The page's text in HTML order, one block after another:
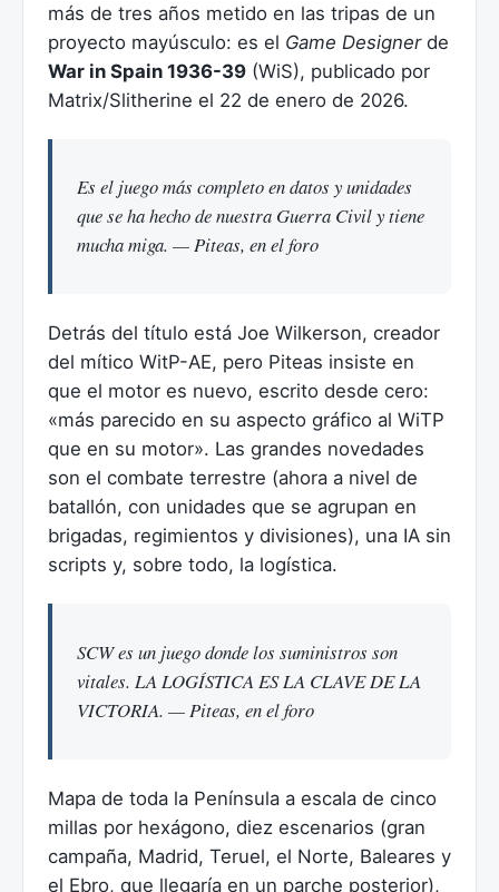
más de tres años metido en las tripas de un
proyecto mayúsculo: es el Game Designerde
War in Spain 1936-39 (WiS), publicado por
Matrix/Slitherine el 22 de enero de 2026.
Es el juego más completo en datos y unidades
que se ha hecho de nuestra Guerra Civil y tiene
mucha miga. — Piteas, en el foro
Detrás del título está Joe Wilkerson, creador
del mítico WitP-AE, pero Piteas insiste en
que el motor es nuevo, escrito desde cero:
«más parecido en su aspecto gráfico al WiTP
que en su motor». Las grandes novedades
son el combate terrestre (ahora a nivel de
batallón, con unidades que se agrupan en
brigadas, regimientos y divisiones), una IA sin
scripts y, sobre todo, la logística.
SCW es un juego donde los suministros son
vitales. LA LOGÍSTICA ES LA CLAVE DE LA
VICTORIA. — Piteas, en el foro
Mapa de toda la Península a escala de cinco
millas por hexágono, diez escenarios (gran
campaña, Madrid, Teruel, el Norte, Baleares y
el Ebro, que llegaría en un parche posterior),